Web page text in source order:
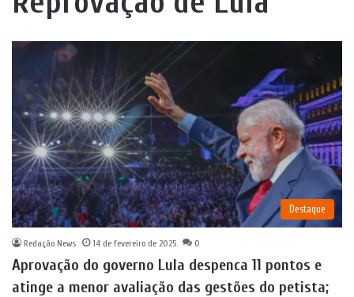
Destaque
Redação News 14 de fevereiro de 2025 0
Aprovação do governo Lula despenca 11 pontos e
atinge a menor avaliação das gestões do petista;